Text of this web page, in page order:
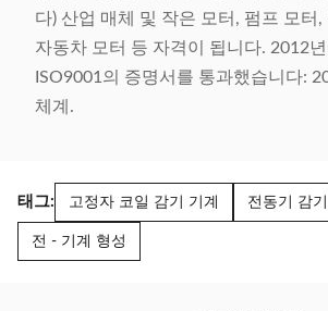
다) 산업 매체 및 작은 모터, 펌프 모터,
자동차 모터 등 자격이 됩니다. 2012
ISO9001의 증명서를 통과했습니다:
체계.
태그: 고정자 코일 감기 기계 전동기 감기
전 - 기계 형성